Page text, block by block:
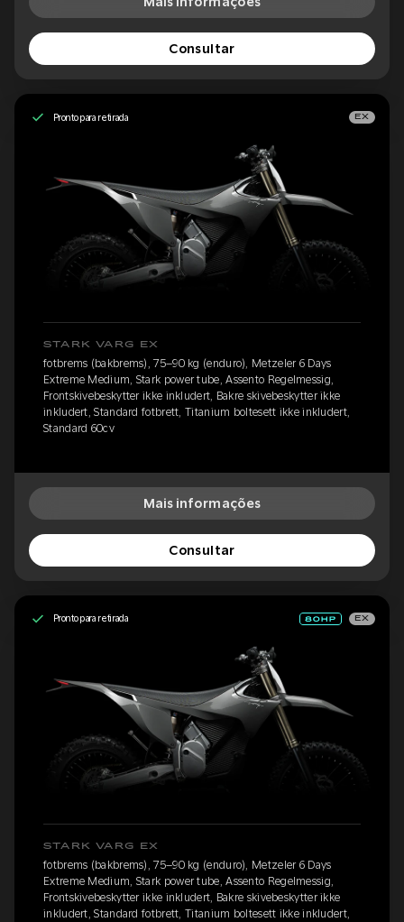
Consultar
Pronto para retirada EX
STARK VARG EX
fotbrems (bakbrems), 75–90 kg (enduro), Metzeler 6 Days
Extreme Medium, Stark power tube, Assento Regelmessig,
Frontskivebeskytter ikke inkludert, Bakre skivebeskytter ikke
inkludert, Standard fotbrett, Titanium boltesett ikke inkludert,
Standard 60cv
Mais informações
Consultar
Pronto para retirada EX
STARK VARG EX
fotbrems (bakbrems), 75–90 kg (enduro), Metzeler 6 Days
Extreme Medium, Stark power tube, Assento Regelmessig,
Frontskivebeskytter ikke inkludert, Bakre skivebeskytter ikke
inkludert, Standard fotbrett, Titanium boltesett ikke inkludert,